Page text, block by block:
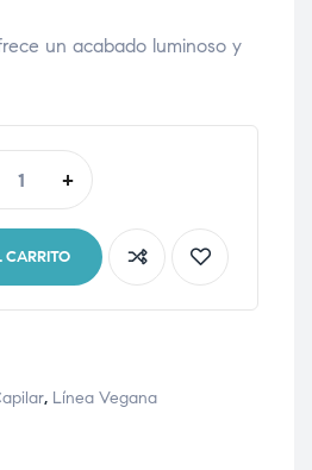
un acabado luminoso y
+
CARRITO
, Línea Vegana